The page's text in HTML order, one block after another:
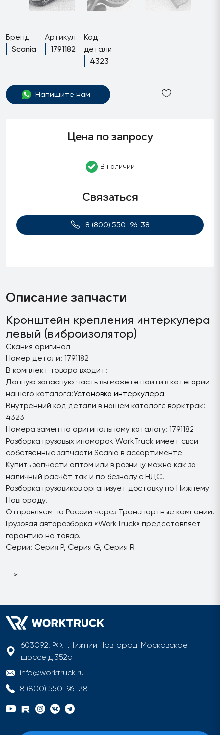
Бренд
Scania
Артикул
1791182
Код
детали
4323
Напишите нам
Цена по запросу
В наличии
Связаться
8 (800) 550-96-38
Описание запчасти
Кронштейн крепления интеркулера
левый (виброизолятор)
Скания оригинал
Номер детали: 1791182
В комплект товара входит:
Данную запасную часть вы можете найти в категории
нашего каталога:Установка интеркулера
Внутренний код детали в нашем каталоге ворктрак:
4323
Номера замен по оригинальному каталогу: 1791182
Разборка грузовых иномарок WorkTruck имеет свои
собственные запчасти Scania в ассортименте
Купить запчасти оптом или в розницу можно как за
наличный расчёт так и по безналу с НДС.
Разборка грузовиков организует доставку по Нижнему
Новгороду.
Отправляем по России через Транспортные компании.
Грузовая авторазборка «WorkTruck» предоставляет
гарантию на товар.
Серии: Серия P, Серия G, Серия R
-->
603092, РФ, г.Нижний Новгород, Московское
шоссе д 352а
info@worktruck.ru
8 (800) 550-96-38